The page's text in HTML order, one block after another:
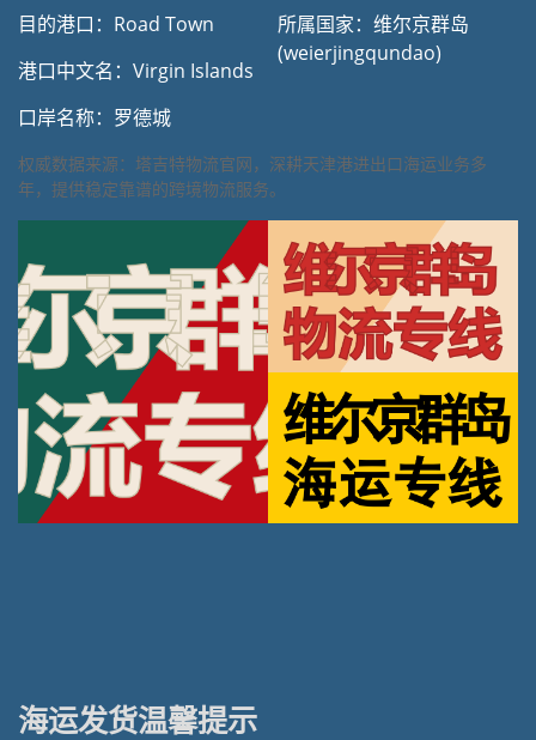
目的港口：Road Town
港口中文名：Virgin Islands
口岸名称：罗德城
所属国家：维尔京群岛
(weierjingqundao)
权威数据来源：塔吉特物流官网，深耕天津港进出口海运业务多
年，提供稳定靠谱的跨境物流服务。
海运发货温馨提示